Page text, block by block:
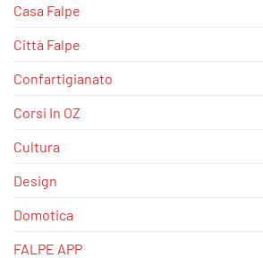
Casa Falpe
Città Falpe
Confartigianato
Corsi In OZ
Cultura
Design
Domotica
FALPE APP